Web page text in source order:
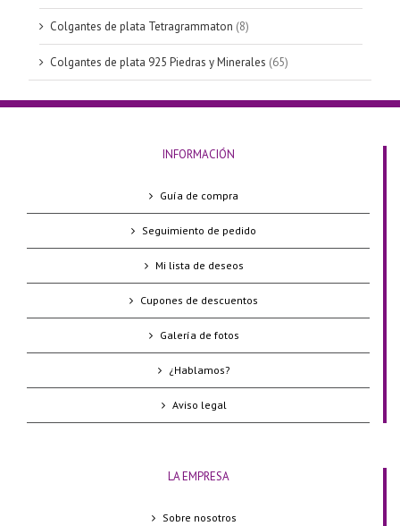
Colgantes de plata Tetragrammaton (8)
Colgantes de plata 925 Piedras y Minerales (65)
INFORMACIÓN
Guía de compra
Seguimiento de pedido
Mi lista de deseos
Cupones de descuentos
Galería de fotos
¿Hablamos?
Aviso legal
LA EMPRESA
Sobre nosotros